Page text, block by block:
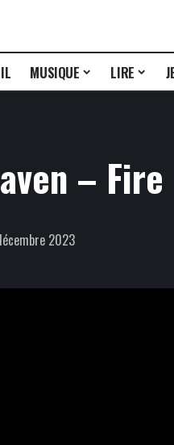
MUSIQUE LIRE
– Fire
2023